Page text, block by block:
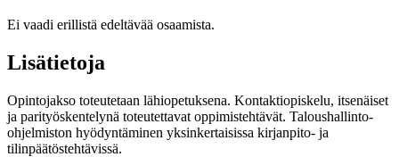
Ei vaadi erillistä edeltävää osaamista.
Lisätietoja
Opintojakso toteutetaan lähiopetuksena. Kontaktiopiskelu, itsenäiset
ja parityöskentelynä toteutettavat oppimistehtävät. Taloushallinto-
ohjelmiston hyödyntäminen yksinkertaisissa kirjanpito- ja
tilinpäätöstehtävissä.